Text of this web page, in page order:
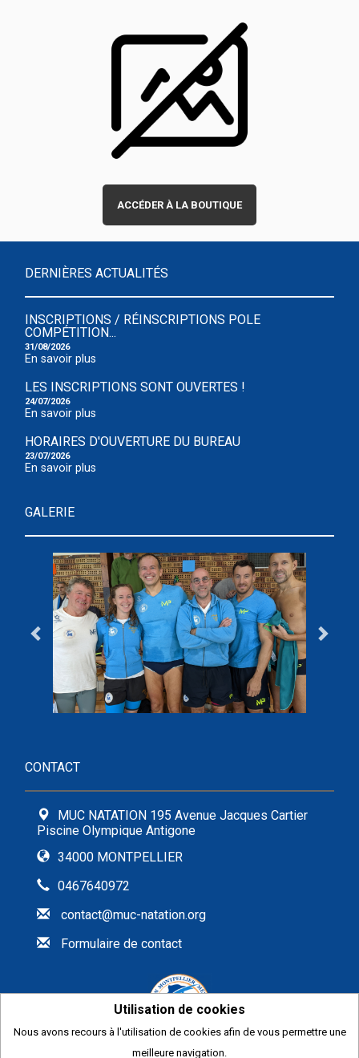
ACCÉDER À LA BOUTIQUE
DERNIÈRES ACTUALITÉS
INSCRIPTIONS / RÉINSCRIPTIONS POLE
COMPÉTITION...
31/08/2026
En savoir plus
LES INSCRIPTIONS SONT OUVERTES !
24/07/2026
En savoir plus
HORAIRES D'OUVERTURE DU BUREAU
23/07/2026
En savoir plus
GALERIE
CONTACT
MUC NATATION 195 Avenue Jacques Cartier
Piscine Olympique Antigone
34000 MONTPELLIER
0467640972
contact@muc-natation.org
Formulaire de contact
2026
Utilisation de cookies
Nous avons recours à l'utilisation de cookies afin de vous permettre une
meilleure navigation.